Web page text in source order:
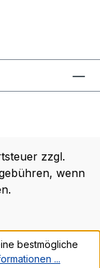
zzgl.
wenn
bestmögliche
...